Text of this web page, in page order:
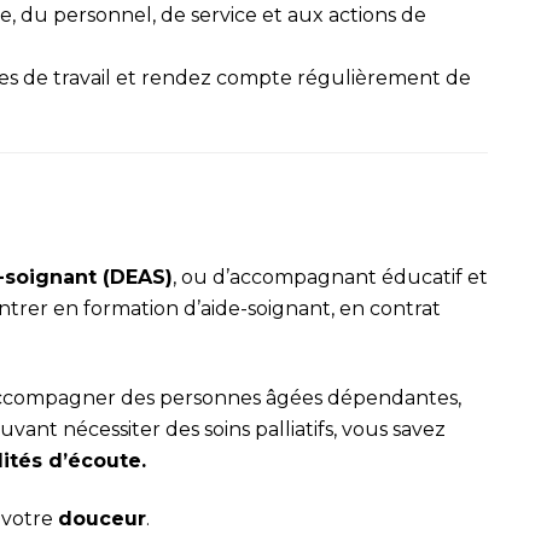
du personnel, de service et aux actions de
de travail et rendez compte régulièrement de
(DEAS), ou d’accompagnant éducatif et
en formation d’aide-soignant, en contrat
des personnes âgées dépendantes,
nécessiter des soins palliatifs, vous savez
d’écoute.
douceur.